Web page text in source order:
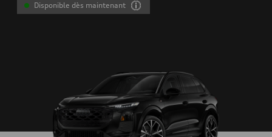
Disponible dès maintenant